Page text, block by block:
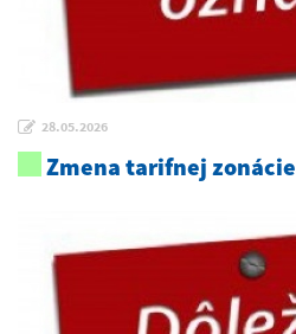
28.05.2026
Zmena tarifnej zonácie